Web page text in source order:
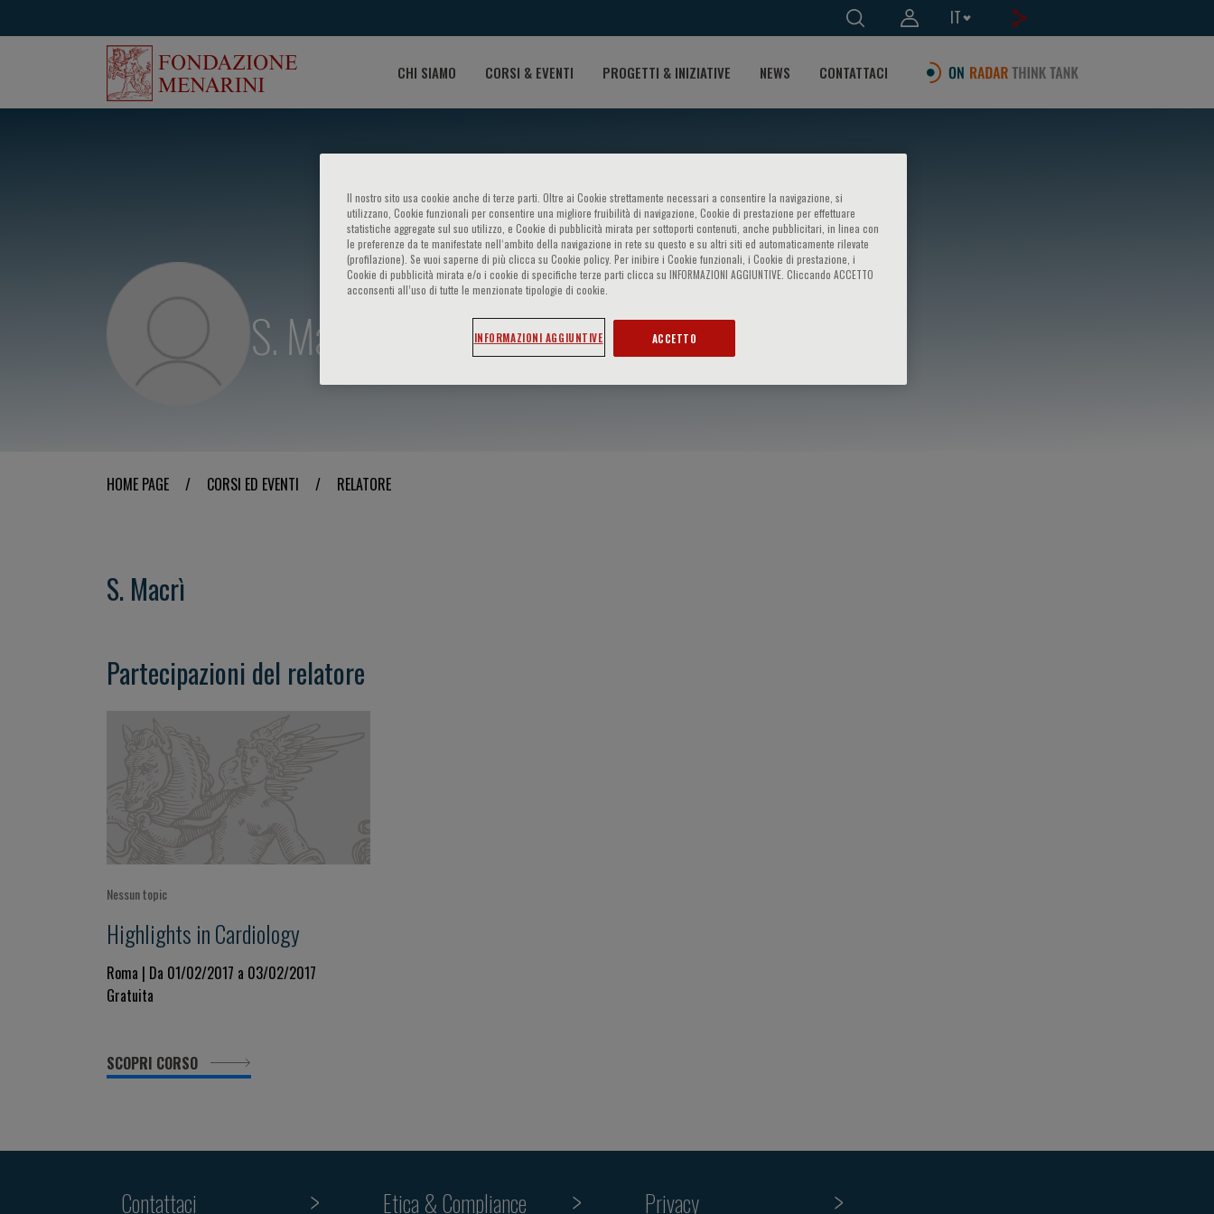
IT
CHI SIAMO CORSI & EVENTI PROGETTI & INIZIATIVE NEWS CONTATTACI
S. Macrì
HOME PAGE / CORSI ED EVENTI / RELATORE
S. Macrì
Partecipazioni del relatore
Nessun topic
Highlights in Cardiology
Roma | Da 01/02/2017 a 03/02/2017
Gratuita
SCOPRI CORSO
Contattaci Etica & Compliance Privacy
Il nostro sito usa cookie anche di terze parti. Oltre ai Cookie strettamente necessari a consentire la navigazione, si
utilizzano, Cookie funzionali per consentire una migliore fruibilità di navigazione, Cookie di prestazione per effettuare
statistiche aggregate sul suo utilizzo, e Cookie di pubblicità mirata per sottoporti contenuti, anche pubblicitari, in linea con
le preferenze da te manifestate nell‘ambito della navigazione in rete su questo e su altri siti ed automaticamente rilevate
(profilazione). Se vuoi saperne di più clicca su Cookie policy. Per inibire i Cookie funzionali, i Cookie di prestazione, i
Cookie di pubblicità mirata e/o i cookie di specifiche terze parti clicca su INFORMAZIONI AGGIUNTIVE. Cliccando ACCETTO
acconsenti all’uso di tutte le menzionate tipologie di cookie.
INFORMAZIONI AGGIUNTIVE ACCETTO